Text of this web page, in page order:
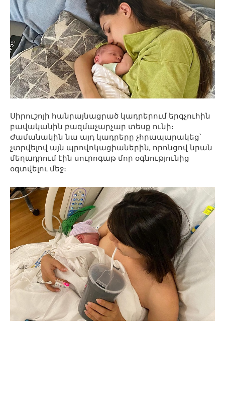
Սիրուշոյի հանրայնացրած կադրերում երգչուհին
բավականին բազմաչարչար տեսք ունի։
Ժամանակին նա այդ կադրերը չհրապարակեց՝
չտրվելով այն պրովոկացիաներին, որոնցով նրան
մեղադրում էին սուրոգաթ մոր օգնությունից
օգտվելու մեջ։